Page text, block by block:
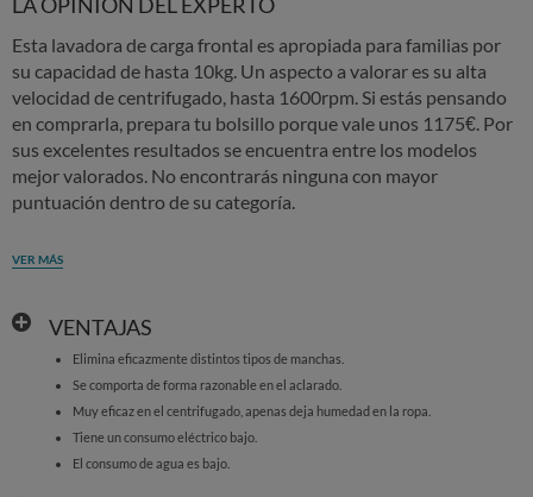
Esta lavadora de carga frontal es apropiada para familias por
su capacidad de hasta 10kg. Un aspecto a valorar es su alta
velocidad de centrifugado, hasta 1600rpm. Si estás pensando
en comprarla, prepara tu bolsillo porque vale unos 1175€. Por
sus excelentes resultados se encuentra entre los modelos
mejor valorados. No encontrarás ninguna con mayor
puntuación dentro de su categoría.
VER MÁS
VENTAJAS
Elimina eficazmente distintos tipos de manchas.
Se comporta de forma razonable en el aclarado.
Muy eficaz en el centrifugado, apenas deja humedad en la ropa.
Tiene un consumo eléctrico bajo.
El consumo de agua es bajo.